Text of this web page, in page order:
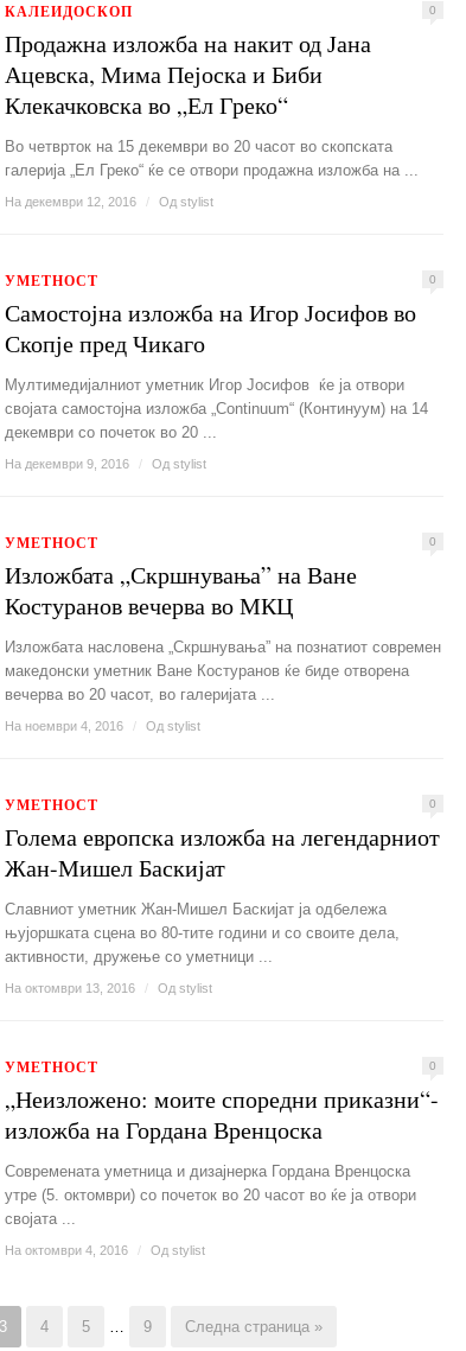
КАЛЕИДОСКОП 0
Продажна изложба на накит од Јана
Ацевска, Мима Пејоска и Биби
Клекачковска во „Ел Греко“
Во четврток на 15 декември во 20 часот во скопската
галерија „Ел Греко“ ќе се отвори продажна изложба на ...
На декември 12, 2016 / Од stylist
УМЕТНОСТ 0
Самостојна изложба на Игор Јосифов во
Скопје пред Чикаго
Mултимедијалниот уметник Игор Јосифов ќе ја отвори
својата самостојна изложба „Continuum“ (Континуум) на 14
декември со почеток во 20 ...
На декември 9, 2016 / Од stylist
УМЕТНОСТ 0
Изложбата „Скршнувања” на Ване
Костуранов вечерва во МКЦ
Изложбата насловена „Скршнувања” на познатиот современ
македонски уметник Ване Костуранов ќе биде отворена
вечерва во 20 часот, во галеријата ...
На ноември 4, 2016 / Од stylist
УМЕТНОСТ 0
Голема европска изложба на легендарниот
Жан-Мишел Баскијат
Славниот уметник Жан-Мишел Баскијат ја одбележа
њујоршката сцена во 80-тите години и со своите дела,
активности, дружење со уметници ...
На октомври 13, 2016 / Од stylist
УМЕТНОСТ 0
„Неизложено: моите споредни приказни“-
изложба на Гордана Вренцоска
Современата уметница и дизајнерка Гордана Вренцоска
утре (5. октомври) со почеток во 20 часот во ќе ја отвори
својата ...
На октомври 4, 2016 / Од stylist
3 4 5 … 9 Следна страница »